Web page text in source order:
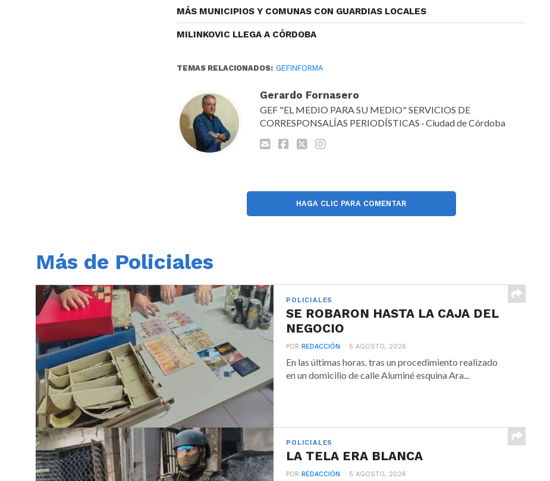
MÁS MUNICIPIOS Y COMUNAS CON GUARDIAS LOCALES
MILINKOVIC LLEGA A CÓRDOBA
TEMAS RELACIONADOS: GEFINFORMA
Gerardo Fornasero
GEF "EL MEDIO PARA SU MEDIO" SERVICIOS DE
CORRESPONSALÍAS PERIODÍSTICAS · Ciudad de Córdoba
HAGA CLIC PARA COMENTAR
Más de Policiales
POLICIALES
SE ROBARON HASTA LA CAJA DEL
NEGOCIO
POR REDACCIÓN 5 AGOSTO, 2026
En las últimas horas, tras un procedimiento realizado
en un domicilio de calle Aluminé esquina Ara...
POLICIALES
LA TELA ERA BLANCA
POR REDACCIÓN 5 AGOSTO, 2026